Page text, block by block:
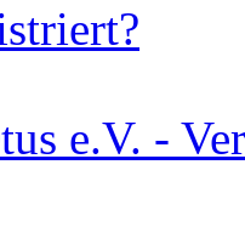
e.V. -